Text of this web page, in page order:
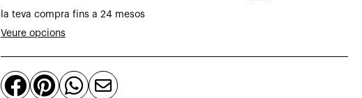
sobretaula
Boleta
la teva compra fins a 24 mesos
Veure opcions
   